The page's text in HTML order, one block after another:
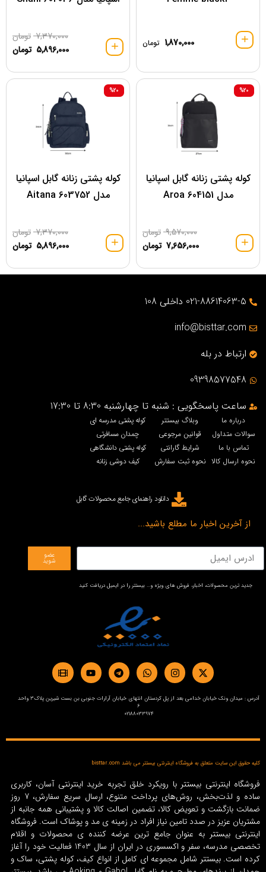
1,870,000 تومان
7,370,000 تومان
5,896,000 تومان
کوله پشتی زنانه گابل اسپانیا
مدل 604151 Aroa
%20
9,570,000 تومان
7,656,000 تومان
کوله پشتی زنانه گابل اسپانیا
مدل 603752 Aitana
%20
7,370,000 تومان
5,896,000 تومان
021-88614063-5 داخلی 108
info@bisttar.com
ارتباط در بله
09398577548
ساعت پاسخگویی : شنبه تا چهارشنبه 8:30 تا 17:30
درباره ما
سوالات متداول
تماس با ما
نحوه ارسال کالا
وبلاگ بیستتر
قوانین مرجوعی
شرایط گارانتی
نحوه ثبت سفارش
کوله پشتی مدرسه ای
چمدان مسافرتی
کوله پشتی دانشگاهی
کیف دوشی زنانه
دانلود راهنمای جامع محصولات گابل
از آخرین اخبار ما مطلع باشید...
عضو
شوید
جدید ترین محصولات، اخبار، فروش های ویژه و… بیستتر را در ایمیل دریافت کنید
آدرس : میدان ونک خیابان خدامی بعد از پل کردستان انتهای خیابان آرارات جنوبی بن بست شیرین پلاک3 واحد
6
02188033974
کلیه حقوق این سایت متعلق به فروشگاه اینترنتی بیستتر می باشد bisttar.com
فروشگاه اینترنتی بیستتر با رویکرد خلق تجربه خرید اینترنتی آسان، کاربری
ساده و لذت‌بخش، روش‌های پرداخت متنوع، ارسال سریع سفارش، 7 روز
ضمانت بازگشت و تعویض کالا، تضمین اصالت کالا و پشتیبانی همه جانبه از
مشتریان عزیز در صدد تامین نیاز افراد در زمینه‌ ی مد و پوشاک است. فروشگاه
اینترنتی بیستتر به عنوان جامع ترین عرضه کننده ی محصولات و اقلام
تخصصی مدرسه، سفر و اکسسوری در ایران از سال 1403 فعالیت خود را آغاز
کرده است. بیستتر شامل مجموعه ای کامل از انواع کیف، کوله پشتی، ساک و